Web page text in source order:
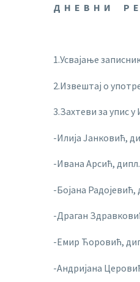
Д Н Е В Н И Р
1.Усвајање
2.Извештај о
3.Захтеви за упис
-Илија Јанковић,
-Ивана Арсић,
-Бојана
-Драган
-Емир Ћоровић,
-Андријана